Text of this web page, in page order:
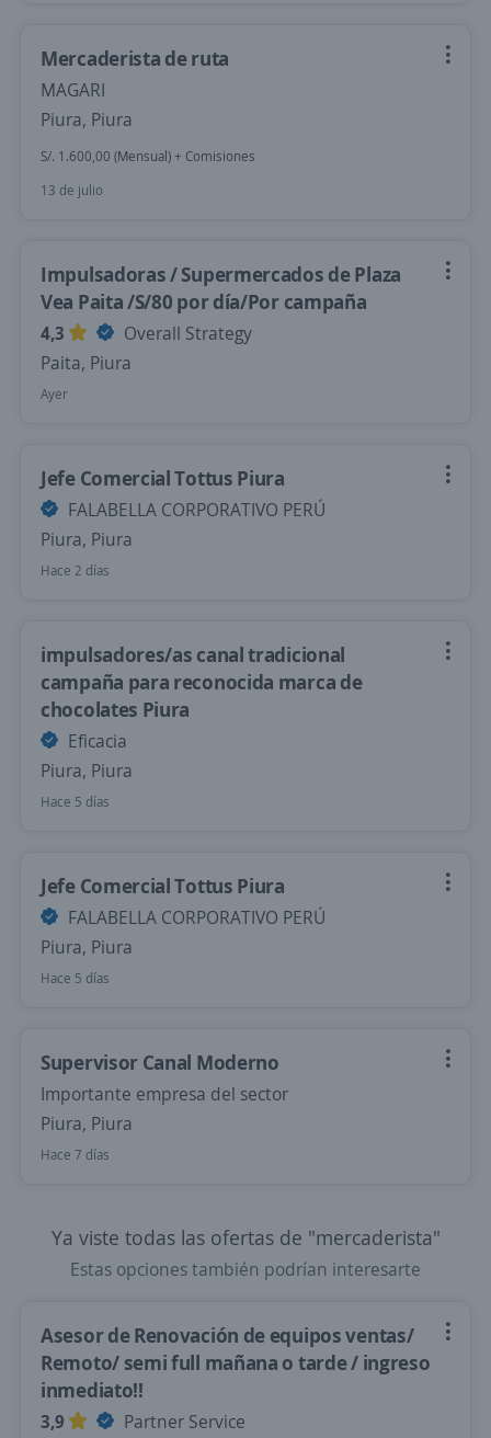
Mercaderista de ruta
MAGARI
Piura, Piura
S/. 1.600,00 (Mensual) + Comisiones
13 de julio
Impulsadoras / Supermercados de Plaza
Vea Paita /S/80 por día/Por campaña
4,3
Overall Strategy
Paita, Piura
Ayer
Jefe Comercial Tottus Piura
FALABELLA CORPORATIVO PERÚ
Piura, Piura
Hace 2 días
impulsadores/as canal tradicional
campaña para reconocida marca de
chocolates Piura
Eficacia
Piura, Piura
Hace 5 días
Jefe Comercial Tottus Piura
FALABELLA CORPORATIVO PERÚ
Piura, Piura
Hace 5 días
Supervisor Canal Moderno
Importante empresa del sector
Piura, Piura
Hace 7 días
Ya viste todas las ofertas de "mercaderista"
Estas opciones también podrían interesarte
Asesor de Renovación de equipos ventas/
Remoto/ semi full mañana o tarde / ingreso
inmediato!!
3,9
Partner Service